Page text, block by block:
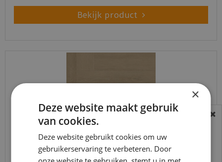
Bekijk product
BEREIKBAARHEID
In verband met de vakantie periode zijn wij
t/m 14 augustus telefonisch helaas niet
×
Deze website maakt gebruik
van cookies.
Deze website gebruikt cookies om uw
gebruikerservaring te verbeteren. Door